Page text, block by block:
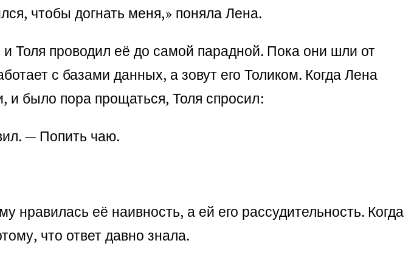
чтобы догнать меня,» поняла Лена.
Толя проводил её до самой парадной. Пока они шли от
с базами данных, а зовут его Толиком. Когда Лена
и было пора прощаться, Толя спросил:
— Попить чаю.
её наивность, а ей его рассудительность. Когда
что ответ давно знала.